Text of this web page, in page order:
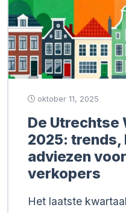
oktober 11, 2025
De Utrechtse
2025: trends,
adviezen
verkopers
Het laatste